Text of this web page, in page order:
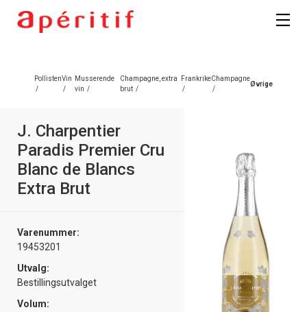
Pollisten
/
Vin
/
Musserende
vin /
Champagne, extra
brut /
Frankrike
/
Champagne
/
Øvrige
J. Charpentier
Paradis Premier Cru
Blanc de Blancs
Extra Brut
Varenummer:
19453201
Utvalg:
Bestillingsutvalget
Volum: